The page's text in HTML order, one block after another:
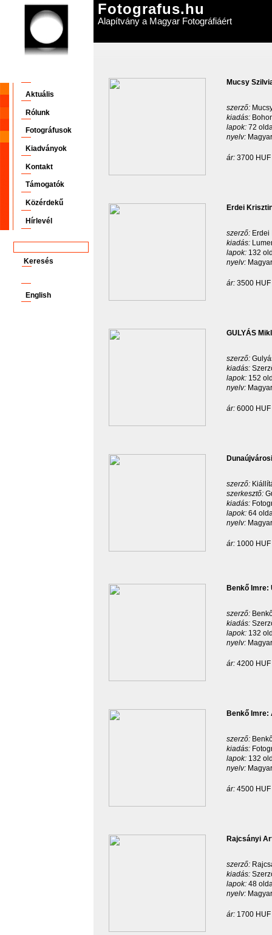
Fotografus.hu
Alapítvány a Magyar Fotográfiáért
Aktuális
Rólunk
Fotográfusok
Kiadványok
Kontakt
Támogatók
Közérdekű
Hírlevél
English
Mucsy
szerző:
kiadás:
lapok: 72
nyelv:
ár: 3700 HUF
Erdei
szerző: Erdei
kiadás:
lapok: 132
nyelv:
ár: 3500 HUF
GULYÁS
szerző:
kiadás:
lapok: 152
nyelv:
ár: 6000 HUF
szerző:
szerkesztő:
kiadás:
lapok: 64
nyelv:
ár: 1000 HUF
Benkő Imre:
szerző:
kiadás:
lapok: 132
nyelv:
ár: 4200 HUF
Benkő Imre:
szerző:
kiadás:
lapok: 132
nyelv:
ár: 4500 HUF
Rajcsányi
szerző:
kiadás:
lapok: 48
nyelv:
ár: 1700 HUF